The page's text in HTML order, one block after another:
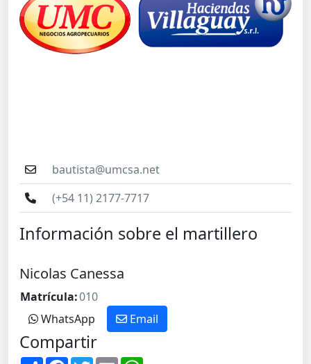
bautista@umcsa.net
(+54 11) 2177-7717
Información sobre el martillero
Nicolas Canessa
Matrícula:010
WhatsApp
Email
Compartir